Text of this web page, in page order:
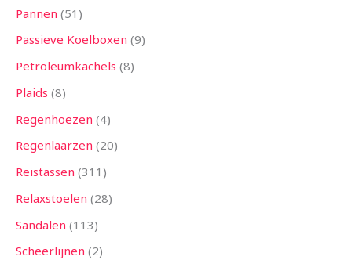
Pannen 51
Passieve Koelboxen 9
Petroleumkachels 8
Plaids 8
Regenhoezen 4
Regenlaarzen 20
Reistassen 311
Relaxstoelen 28
Sandalen 113
Scheerlijnen 2